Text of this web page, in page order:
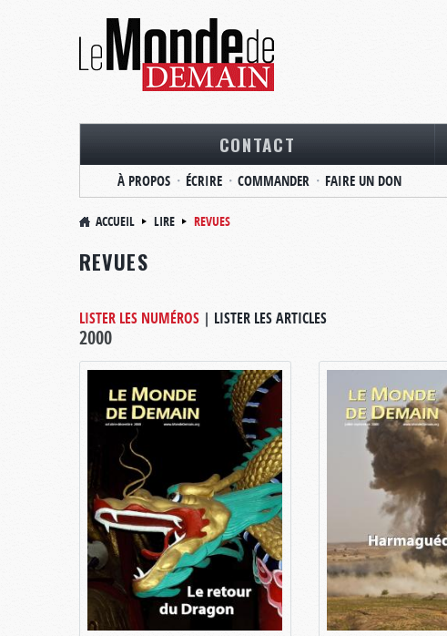
CONTACT
À PROPOS ÉCRIRE COMMANDER FAIRE UN DON
ACCUEIL LIRE REVUES
REVUES
LISTER LES NUMÉROS | LISTER LES ARTICLES
2000